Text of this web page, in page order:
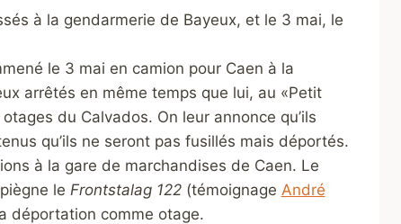
à la gendarmerie de Bayeux, et le 3 mai, le
le 3 mai en camion pour Caen à la
arrêtés en même temps que lui, au «Petit
du Calvados. On leur annonce qu’ils
qu’ils ne seront pas fusillés mais déportés.
à la gare de marchandises de Caen. Le
le Frontstalag 122(témoignage André
déportation comme otage.